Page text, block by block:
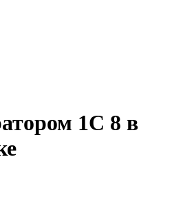
1С 8 в